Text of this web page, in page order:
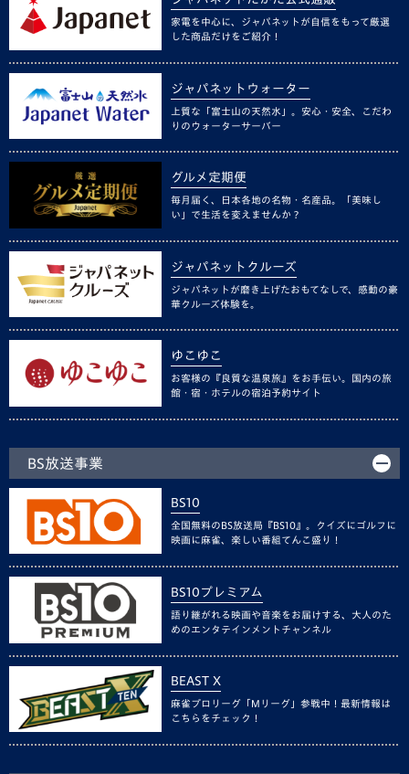
家電を中心に、ジャパネットが自信をもって厳選
した商品だけをご紹介！
ジャパネットウォーター
上質な「富士山の天然水」。安心・安全、こだわ
りのウォーターサーバー
グルメ定期便
毎月届く、日本各地の名物・名産品。「美味し
い」で生活を変えませんか？
ジャパネットクルーズ
ジャパネットが磨き上げたおもてなしで、感動の豪
華クルーズ体験を。
ゆこゆこ
お客様の『良質な温泉旅』をお手伝い。国内の旅
館・宿・ホテルの宿泊予約サイト
BS放送事業
BS10
全国無料のBS放送局『BS10』。クイズにゴルフに
映画に麻雀、楽しい番組てんこ盛り！
BS10プレミアム
語り継がれる映画や音楽をお届けする、大人のた
めのエンタテインメントチャンネル
BEAST X
麻雀プロリーグ「Mリーグ」参戦中！最新情報は
こちらをチェック！